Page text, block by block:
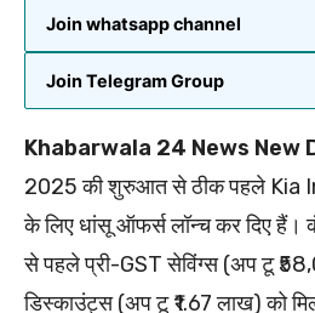
Join whatsapp channel
Join Telegram Group
Khabarwala 24 News New
2025 की शुरुआत से ठीक पहले Kia
के लिए धांसू ऑफर्स लॉन्च कर दिए हैं।
से पहले प्री-GST सेविंग्स (अप टू
डिस्काउंट्स (अप टू ₹1.67 लाख) को